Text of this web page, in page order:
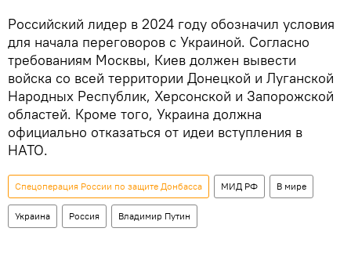
Российский лидер в 2024 году обозначил условия
для начала переговоров с Украиной. Согласно
требованиям Москвы, Киев должен вывести
войска со всей территории Донецкой и Луганской
Народных Республик, Херсонской и Запорожской
областей. Кроме того, Украина должна
официально отказаться от идеи вступления в
НАТО.
Спецоперация России по защите Донбасса МИД РФ В мире
Украина Россия Владимир Путин